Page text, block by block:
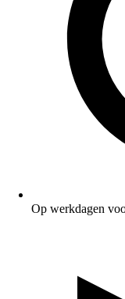
Op werkdagen